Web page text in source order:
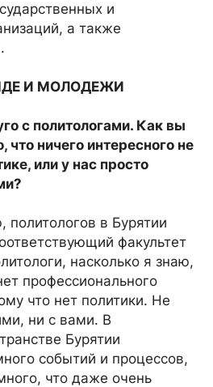
и
а также
И МОЛОДЕЖИ
с политологами. Как вы
что ничего интересного не
или у нас просто
в Бурятии
факультет
насколько я знаю,
профессионального
что нет политики. Не
ни с вами. В
Бурятии
событий и процессов,
что даже очень